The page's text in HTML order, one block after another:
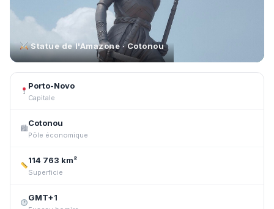
Statue de l'Amazone · Cotonou
Porto-Novo
Capitale
🏙
Cotonou
Pôle économique
114 763 km²
Superficie
GMT+1